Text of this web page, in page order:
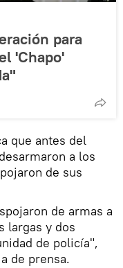
para
'Chapo'
que antes del
a los
de sus
de armas a
largas y dos
de policía",
de prensa.